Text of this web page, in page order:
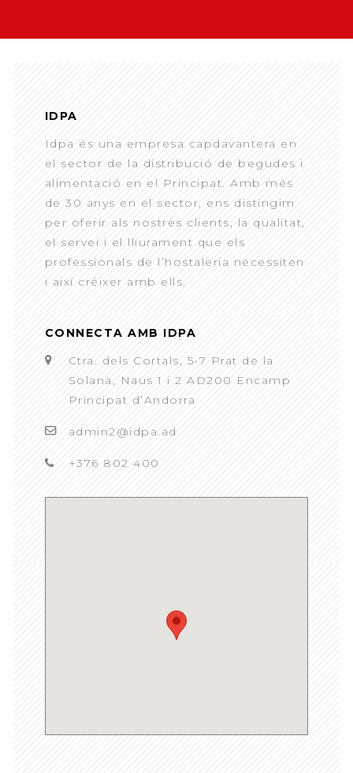
IDPA
Idpa és una empresa capdavantera en
el sector de la distribució de begudes i
alimentació en el Principat. Amb més
de 30 anys en el sector, ens distingim
per oferir als nostres clients, la qualitat,
el servei i el lliurament que els
professionals de l’hostaleria necessiten
i així créixer amb ells.
CONNECTA AMB IDPA
Ctra. dels Cortals, 5-7 Prat de la
Solana, Naus 1 i 2 AD200 Encamp
Principat d’Andorra
admin2@idpa.ad
+376 802 400